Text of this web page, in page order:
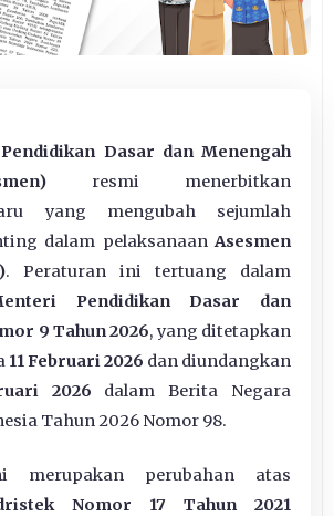
Dasar dan Menengah
resmi menerbitkan
yang mengubah sejumlah
dalam pelaksanaanAsesmen
. Peraturan ini tertuang dalam
Pendidikan Dasar dan
9 Tahun 2026, yang ditetapkan
11 Februari 2026 dan diundangkan
2026 dalam Berita Negara
Tahun 2026 Nomor 98.
merupakan perubahan atas
Nomor 17 Tahun 2021